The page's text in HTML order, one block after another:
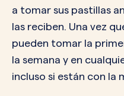
a tomar sus pastillas
las reciben. Una vez
pueden tomar la
la semana y en
incluso si están con la